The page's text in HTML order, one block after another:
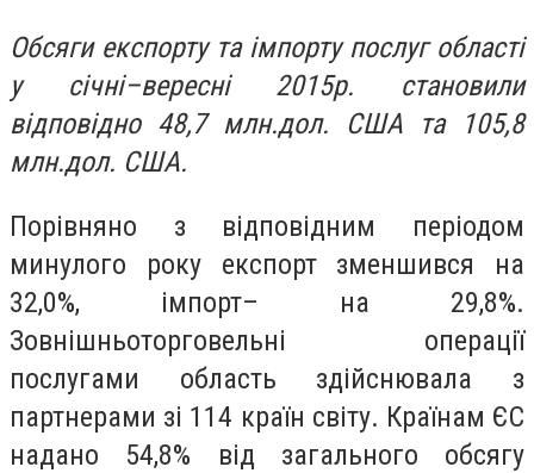
Обсяги експорту та імпорту послуг області
у січні–вересні 2015р. становили
відповідно 48,7 млн.дол. США та 105,8
млн.дол. США.
Порівняно з відповідним періодом
минулого року експорт зменшився на
32,0%, імпорт– на 29,8%.
Зовнішньоторговельні операції
послугами область здійснювала з
партнерами зі 114 країн світу. Країнам ЄС
надано 54,8% від загального обсягу